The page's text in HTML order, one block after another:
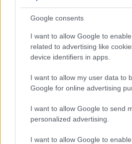
Google consents
I want to allow Google to
related to advertising like
device identifiers in apps.
I want to allow my user data to
Google for online advertising
I want to allow Google to send
personalized advertising.
I want to allow Google to